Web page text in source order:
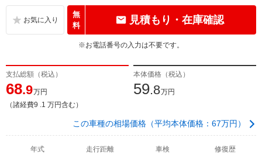
無
料
見積もり・在庫確認
※お電話番号の入力は不要です。
支払総額（税込）
68.9万円
（諸経費9 .1 万円含む）
本体価格（税込）
59.8万円
この車種の相場価格（平均本体価格：67万円）
年式 走行距離
車検
修復歴